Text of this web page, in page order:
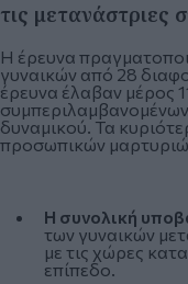
τις μετανάστριες
Η έρευνα
γυναικών από 28
έρευνα έλαβαν μέρος
δυναμικού. Τα
προσωπικών
Η συνολική
των γυναικών
με τις χώρες
επίπεδο.